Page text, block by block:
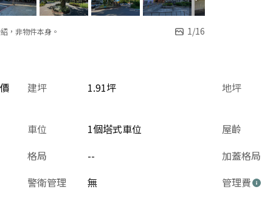
，非物件本身。 1/16
建坪 1.91坪 地坪
格局 -- 加蓋格局
屋齡
車位 1個塔式車位
警衛管理 無 管理費